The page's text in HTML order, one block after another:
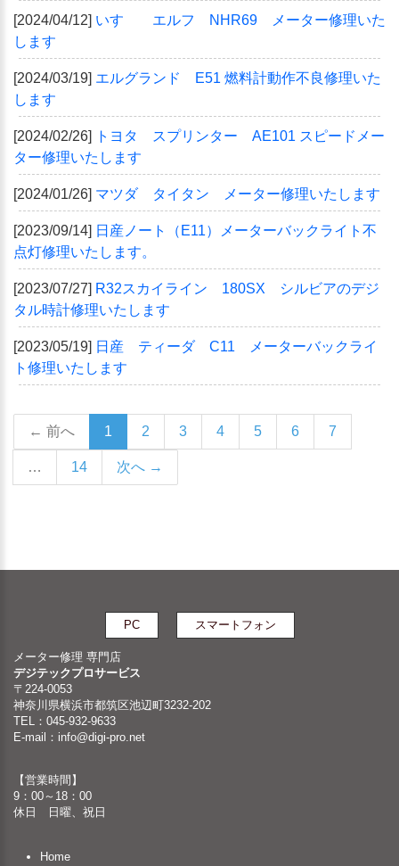
[2024/04/12] いすゞ エルフ NHR69 メーター修理いた
します
[2024/03/19] エルグランド E51 燃料計動作不良修理いた
します
[2024/02/26]
トヨタ スプリンター AE101 スピードメー
ター修理いたします
[2024/01/26] マツダ タイタン メーター修理いたします
[2023/09/14] 日産ノート（E11）メーターバックライト不
点灯修理いたします。
[2023/07/27] R32スカイライン 180SX シルビアのデジ
タル時計修理いたします
[2023/05/19] 日産 ティーダ C11 メーターバックライ
ト修理いたします
← 前へ 1 2 3 4 5 6 7
… 14 次へ →
PC スマートフォン
メーター修理 専門店
デジテックプロサービス
〒224-0053
神奈川県横浜市都筑区池辺町3232-202
TEL：045-932-9633
E-mail： info@digi-pro.net
【営業時間】
9：00～18：00
休日 日曜、祝日
Home